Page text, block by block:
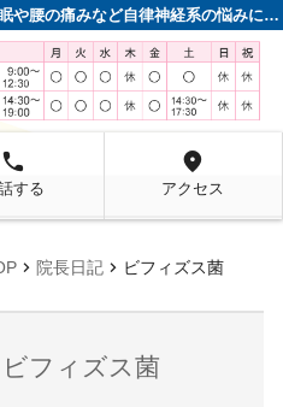
大阪市西成区でクチコミ高評価。不眠や腰の痛みなど自律神経系の悩みに強い整骨院
local_phone
する
location_on
アクセス
chevron_right 院長日記 chevron_right ビフィズス菌
ビフィズス菌